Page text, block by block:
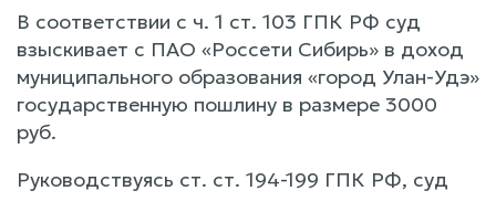
В соответствии с ч. 1 ст. 103 ГПК РФ суд
взыскивает с ПАО «Россети Сибирь» в доход
муниципального образования «город Улан-Удэ»
государственную пошлину в размере 3000
руб.
Руководствуясь ст. ст. 194-199 ГПК РФ, суд